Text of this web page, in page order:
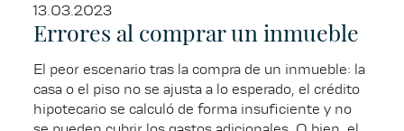
13.03.2023
Errores al comprar un inmueble
El peor escenario tras la compra de un inmueble: la
casa o el piso no se ajusta a lo esperado, el crédito
hipotecario se calculó de forma insuficiente y no